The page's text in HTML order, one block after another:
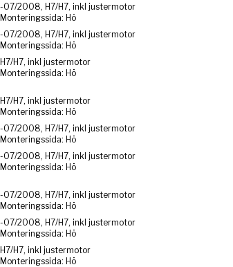
-07/2008, H7/H7, inkl justermotor
Monteringssida: Hö
-07/2008, H7/H7, inkl justermotor
Monteringssida: Hö
H7/H7, inkl justermotor
Monteringssida: Hö
H7/H7, inkl justermotor
Monteringssida: Hö
-07/2008, H7/H7, inkl justermotor
Monteringssida: Hö
-07/2008, H7/H7, inkl justermotor
Monteringssida: Hö
-07/2008, H7/H7, inkl justermotor
Monteringssida: Hö
-07/2008, H7/H7, inkl justermotor
Monteringssida: Hö
H7/H7, inkl justermotor
Monteringssida: Hö